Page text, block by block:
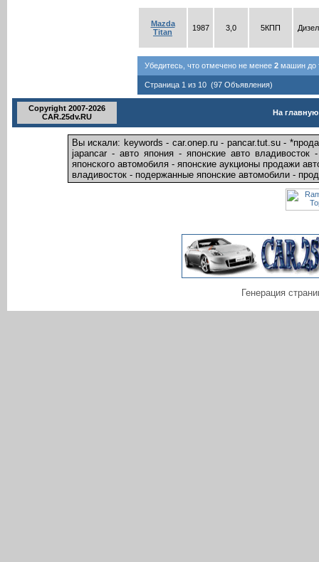
Mazda
Titan
1987 3,0 5КПП
Убедитесь, что отмечено не менее 2 машин до
Страница 1 из 10 (97 Объявления)
Copyright 2007-2026
CAR.25dv.RU
На главную
Вы искали: keywords - car.onep.ru - pancar.tut.su -
japancar - авто япония - японские авто
японского автомобиля - японские аукционы продажи
владивосток - подержанные японские автомобили -
Генерация